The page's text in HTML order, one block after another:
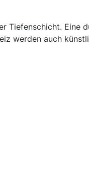
Tiefenschicht. Eine
werden auch